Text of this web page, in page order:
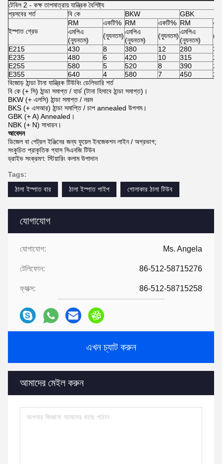
যোগাযোগ
যোগাযোগ: Ms. Angela
টেলিফোন: 86-512-58715276
ফ্যাক্স: 86-512-58715258
এখন চ্যাট করুন
আমাদের মেইল করুন
টেবিল 2 - কক্ষ তাপমাত্রায় যান্ত্রিক বৈশিষ্ট্য
প্রসবের শর্ত
বি কে BKW GBK
ইস্পাত গ্রেড
RM একটি% RM একটি% RM
এমপিএ
(ন্যূনতম)
(ন্যূনতম)এমপিএ
(ন্যূনতম)
(ন্যূনতম)এমপিএ
(ন্যূনতম)
E215
430 8 380 12 280
30
E235
480 6 420 10 315
25
E255
580 5 520 8 390
21
E355
640 4 580 7 450
22
বিজোড় ঠান্ডা টানা যান্ত্রিক টিউবিং ডেলিভারি শর্ত
বি কে (+ সি) ঠান্ডা সমাপ্ত / হার্ড (টানা হিসাবে ঠান্ডা সমাপ্ত)।
BKW (+ এলসি) ঠান্ডা সমাপ্ত / নরম
BKS (+ এসআর) ঠান্ডা সমাপ্তি / চাপ annealed উপশম।
GBK (+ A) Annealed।
NBK (+ N) সাধারন।
আবেদন
ডিজেল বা পেট্রল ইঞ্জিনের জন্য ফুয়েল ইনজেকশন লাইন / অগ্রভাগ;
সংকুচিত প্রাকৃতিক গ্যাস সিএনজি টিউব
ড্রাইভ সংক্রমণ: স্টিয়ারিং কলাম উপাদান
Tags:
ঠালা ইস্পাত বার
ঠালা ইস্পাত পাইপ গোলাকার ঠালা টিউব